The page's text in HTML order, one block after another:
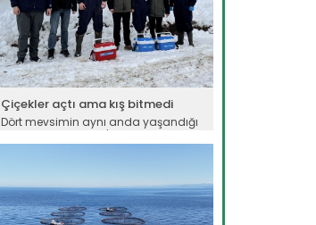
Çiçekler açtı ama kış bitmedi
Dört mevsimin aynı anda yaşandığı
ülkemizde Amasya'da çiçek açan...